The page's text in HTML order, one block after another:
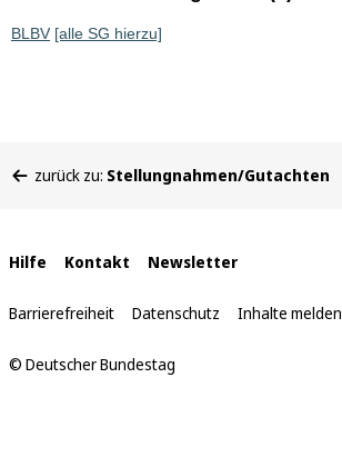
BLBV [alle SG hierzu]
befinden
zurück zu: Stellungnahmen/Gutachten
Interne
Links
Hilfe Kontakt Newsletter
Barrierefreiheit Datenschutz Inhalte melden
© Deutscher Bundestag